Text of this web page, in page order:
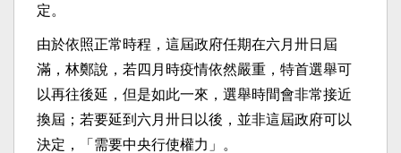
定。
由於依照正常時程，這屆政府任期在六月卅日屆
滿，林鄭說，若四月時疫情依然嚴重，特首選舉可
以再往後延，但是如此一來，選舉時間會非常接近
換屆；若要延到六月卅日以後，並非這屆政府可以
決定，「需要中央行使權力」。